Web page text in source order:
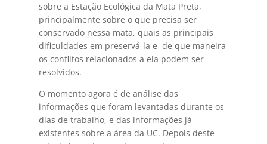
sobre a Estação Ecológica da Mata Preta,
principalmente sobre o que precisa ser
conservado nessa mata, quais as principais
dificuldades em preservá-la e de que maneira
os conflitos relacionados a ela podem ser
resolvidos.
O momento agora é de análise das
informações que foram levantadas durante os
dias de trabalho, e das informações já
existentes sobre a área da UC. Depois deste